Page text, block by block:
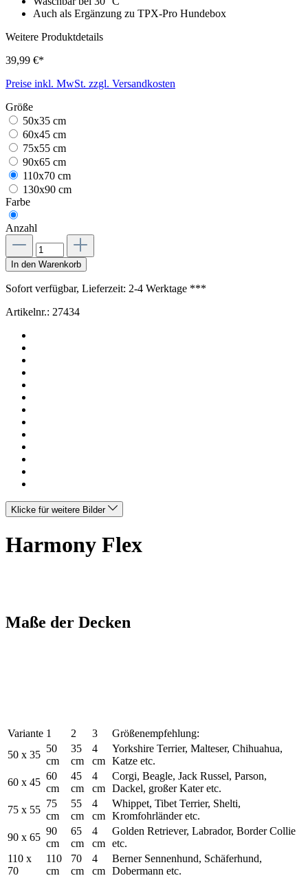
Auch als Ergänzung zu TPX-Pro Hundebox
Weitere Produktdetails
39,99 €*
Preise inkl. MwSt. zzgl. Versandkosten
Größe
50x35 cm
60x45 cm
75x55 cm
90x65 cm
110x70 cm
130x90 cm
Farbe
Anzahl
In den Warenkorb
Sofort verfügbar, Lieferzeit: 2-4 Werktage ***
Artikelnr.: 27434
Klicke für weitere Bilder
Harmony Flex
Maße der Decken
Variante 1 2 3
Größenempfehlung:
50 x 35
50
cm
35
cm
4
cm
Yorkshire Terrier, Malteser, Chihuahua,
Katze etc.
60 x 45
60
cm
45
cm
4
cm
Corgi, Beagle, Jack Russel, Parson,
Dackel, großer Kater etc.
75 x 55
75
cm
55
cm
4
cm
Whippet, Tibet Terrier, Shelti,
Kromfohrländer etc.
90 x 65
90
cm
65
cm
4
cm
Golden Retriever, Labrador, Border Collie
etc.
110 x
70
110
cm
70
cm
4
cm
Berner Sennenhund, Schäferhund,
Dobermann etc.